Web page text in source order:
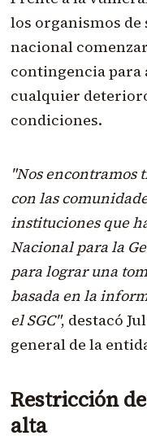
los organismos
nacional
contingencia para
cualquier
condiciones.
"Nos encontramos
con las
instituciones que
Nacional para la
para lograr una
basada en la
el SGC", destacó
general de la
Restricción
alta